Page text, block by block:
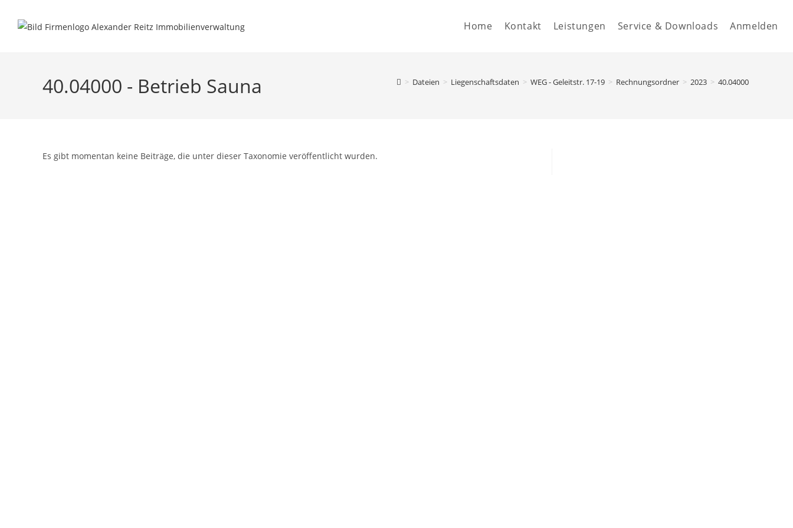
Inhalt
Home Kontakt Leistungen Service & Downloads Anmelden
40.04000 - Betrieb Sauna > Dateien > Liegenschaftsdaten > WEG - Geleitstr. 17-19 > Rechnungsordner > 2023 > 40.04000 - Betrieb
Es gibt momentan keine Beiträge, die unter dieser Taxonomie veröffentlicht wurden.